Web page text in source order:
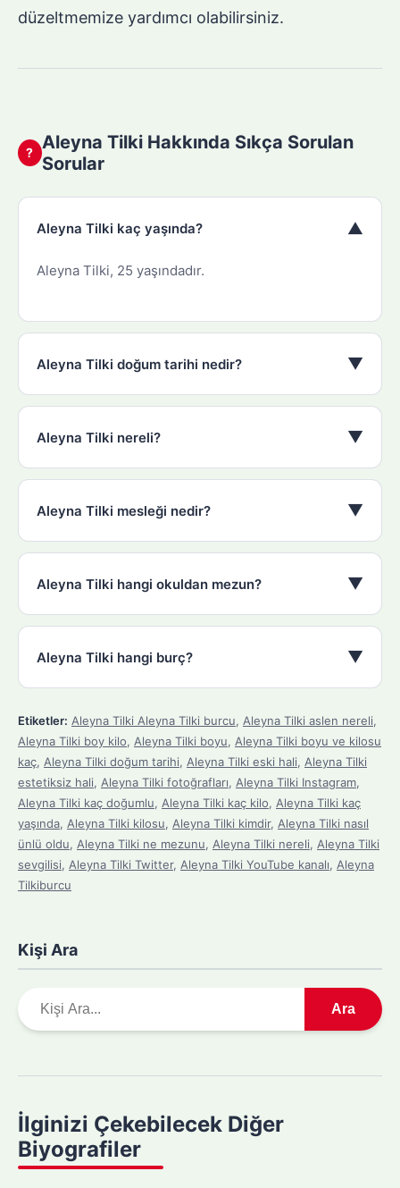
düzeltmemize yardımcı olabilirsiniz.
? Aleyna Tilki Hakkında Sıkça Sorulan
Sorular
Aleyna Tilki kaç yaşında? ▼
Aleyna Tilki, 25 yaşındadır.
Aleyna Tilki doğum tarihi nedir? ▼
Aleyna Tilki nereli? ▼
Aleyna Tilki mesleği nedir? ▼
Aleyna Tilki hangi okuldan mezun? ▼
Aleyna Tilki hangi burç? ▼
Etiketler: Aleyna Tilki Aleyna Tilki burcu, Aleyna Tilki aslen nereli,
Aleyna Tilki boy kilo, Aleyna Tilki boyu, Aleyna Tilki boyu ve kilosu
kaç, Aleyna Tilki doğum tarihi, Aleyna Tilki eski hali, Aleyna Tilki
estetiksiz hali, Aleyna Tilki fotoğrafları, Aleyna Tilki Instagram,
Aleyna Tilki kaç doğumlu, Aleyna Tilki kaç kilo, Aleyna Tilki kaç
yaşında, Aleyna Tilki kilosu, Aleyna Tilki kimdir, Aleyna Tilki nasıl
ünlü oldu, Aleyna Tilki ne mezunu, Aleyna Tilki nereli, Aleyna Tilki
sevgilisi, Aleyna Tilki Twitter, Aleyna Tilki YouTube kanalı, Aleyna
Tilkiburcu
Kişi Ara
r
y
a
p
Ara
İlginizi Çekebilecek Diğer
Biyografiler